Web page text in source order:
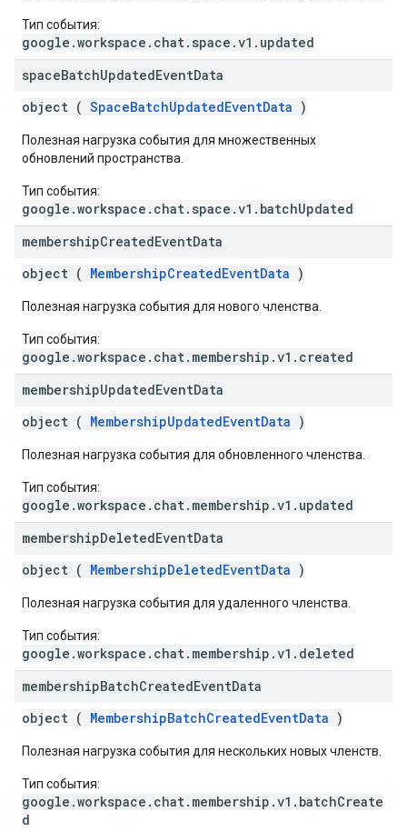
Тип события:
google.workspace.chat.space.v1.updated
spaceBatchUpdatedEventData
object ( SpaceBatchUpdatedEventData )
Полезная нагрузка события для множественных
обновлений пространства.
Тип события:
google.workspace.chat.space.v1.batchUpdated
membershipCreatedEventData
object ( MembershipCreatedEventData )
Полезная нагрузка события для нового членства.
Тип события:
google.workspace.chat.membership.v1.created
membershipUpdatedEventData
object ( MembershipUpdatedEventData )
Полезная нагрузка события для обновленного членства.
Тип события:
google.workspace.chat.membership.v1.updated
membershipDeletedEventData
object ( MembershipDeletedEventData )
Полезная нагрузка события для удаленного членства.
Тип события:
google.workspace.chat.membership.v1.deleted
membershipBatchCreatedEventData
object ( MembershipBatchCreatedEventData )
Полезная нагрузка события для нескольких новых членств.
Тип события:
google.workspace.chat.membership.v1.batchCreate
d